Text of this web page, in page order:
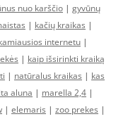
nuo karščio | gyvūnų
| kačių kraikas |
internetu |
| kaip išsirinkti kraiką
| natūralus kraikas | kas
aluna | marella 2,4 |
| elemaris | zoo prekes |